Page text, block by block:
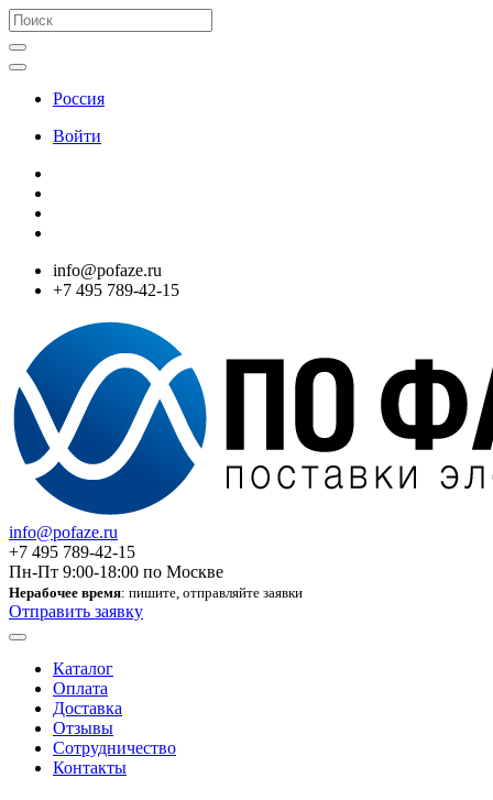
Россия
Войти
info@pofaze.ru
+7 495 789-42-15
info@pofaze.ru
+7 495 789-42-15
Пн-Пт 9:00-18:00 по Москве
Нерабочее время: пишите, отправляйте заявки
Отправить заявку
Каталог
Оплата
Доставка
Отзывы
Сотрудничество
Контакты